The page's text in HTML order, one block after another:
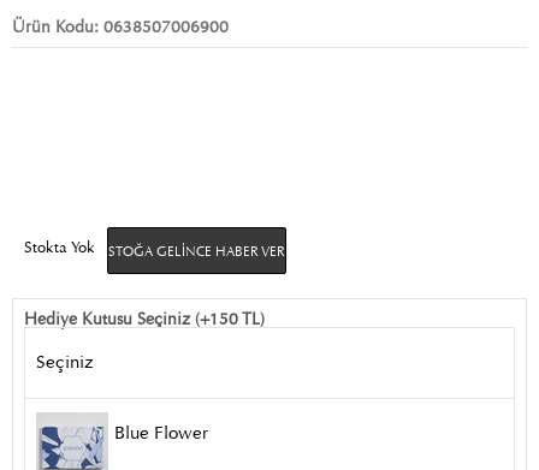
Ürün Kodu: 0638507006900
Stokta Yok STOĞA GELINCE HABER VER
Hediye Kutusu Seçiniz (+150 TL)
Seçiniz
Blue Flower